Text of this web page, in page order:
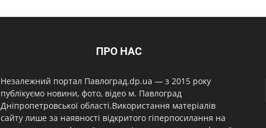
ПРО НАС
Незалежний портал Павлоград.dp.ua — з 2015 року
публікуємо новини, фото, відео м. Павлоград
Дніпропетровської області.Використання матеріалів
сайту лише за наявності відкритого гіперпосилання на